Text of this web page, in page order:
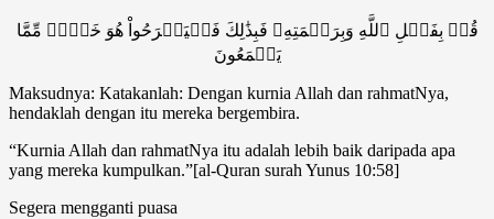
قُلۡ بِفَضۡلِ ٱللَّهِ وَبِرَحۡمَتِهِۦ فَبِذَٰلِكَ فَلۡيَفۡرَحُواْ هُوَ خَيۡرٞ مِّمَّا
يَجۡمَعُونَ
Maksudnya: Katakanlah: Dengan kurnia Allah dan rahmatNya,
hendaklah dengan itu mereka bergembira.
“Kurnia Allah dan rahmatNya itu adalah lebih baik daripada apa
yang mereka kumpulkan.”[al-Quran surah Yunus 10:58]
Segera mengganti puasa